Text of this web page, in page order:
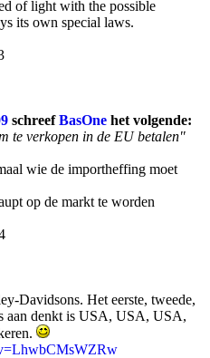
of light with the possible
its own special laws.
schreefBasOne het volgende:
te verkopen in de EU betalen"
wie de importheffing moet
op de markt te worden
Davidsons. Het eerste, tweede,
aan denkt is USA, USA, USA,